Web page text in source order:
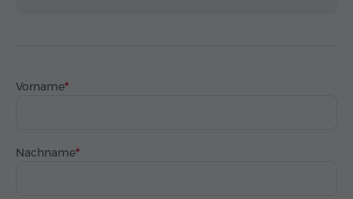
Vorname
Nachname